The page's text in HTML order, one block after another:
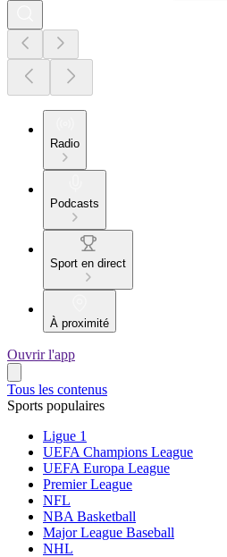
Radio
Podcasts
Sport en direct
À proximité
Ouvrir l'app
Tous les contenus
Sports populaires
Ligue 1
UEFA Champions League
UEFA Europa League
Premier League
NFL
NBA Basketball
Major League Baseball
NHL